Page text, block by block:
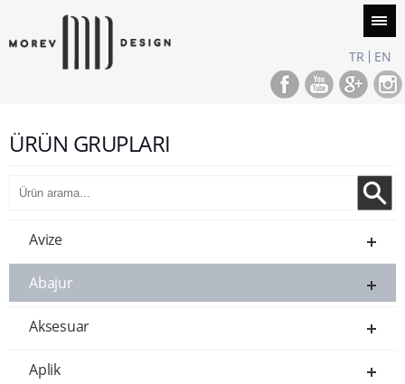
TR EN
ÜRÜN GRUPLARI
Avize
Abajur
Aksesuar
Aplik